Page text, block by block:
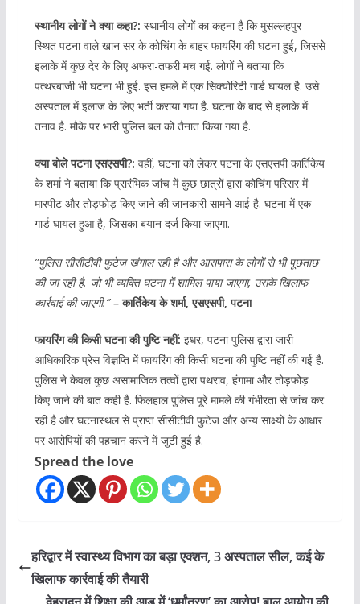
स्थानीय लोगों ने क्या कहा?: स्थानीय लोगों का कहना है कि मुसल्लहपुर
स्थित पटना वाले खान सर के कोचिंग के बाहर फायरिंग की घटना हुई, जिससे
इलाके में कुछ देर के लिए अफरा-तफरी मच गई. लोगों ने बताया कि
पत्थरबाजी भी घटना भी हुई. इस हमले में एक सिक्योरिटी गार्ड घायल है. उसे
अस्पताल में इलाज के लिए भर्ती कराया गया है. घटना के बाद से इलाके में
तनाव है. मौके पर भारी पुलिस बल को तैनात किया गया है.
क्या बोले पटना एसएसपी?: वहीं, घटना को लेकर पटना के एसएसपी कार्तिकेय
के शर्मा ने बताया कि प्रारंभिक जांच में कुछ छात्रों द्वारा कोचिंग परिसर में
मारपीट और तोड़फोड़ किए जाने की जानकारी सामने आई है. घटना में एक
गार्ड घायल हुआ है, जिसका बयान दर्ज किया जाएगा.
”पुलिस सीसीटीवी फुटेज खंगाल रही है और आसपास के लोगों से भी पूछताछ
की जा रही है. जो भी व्यक्ति घटना में शामिल पाया जाएगा, उसके खिलाफ
कार्रवाई की जाएगी.” – कार्तिकेय के शर्मा, एसएसपी, पटना
फायरिंग की किसी घटना की पुष्टि नहीं: इधर, पटना पुलिस द्वारा जारी
आधिकारिक प्रेस विज्ञप्ति में फायरिंग की किसी घटना की पुष्टि नहीं की गई है.
पुलिस ने केवल कुछ असामाजिक तत्वों द्वारा पथराव, हंगामा और तोड़फोड़
किए जाने की बात कही है. फिलहाल पुलिस पूरे मामले की गंभीरता से जांच कर
रही है और घटनास्थल से प्राप्त सीसीटीवी फुटेज और अन्य साक्ष्यों के आधार
पर आरोपियों की पहचान करने में जुटी हुई है.
Spread the love
हरिद्वार में स्वास्थ्य विभाग का बड़ा एक्शन, 3 अस्पताल सील, कई के
खिलाफ कार्रवाई की तैयारी